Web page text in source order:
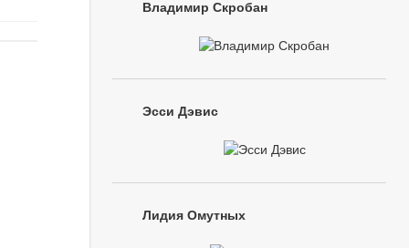
Владимир Скробан
Эсси Дэвис
Лидия Омутных